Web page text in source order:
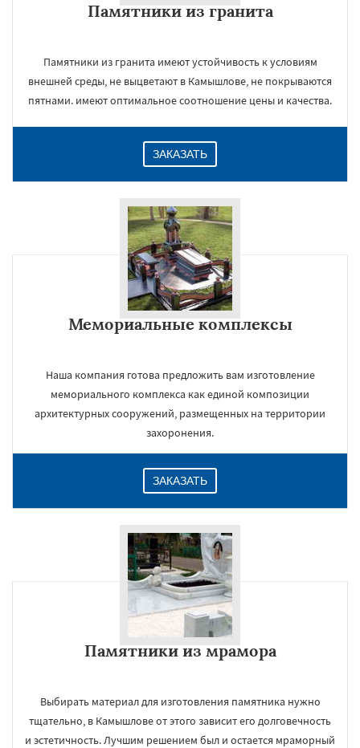
Памятники из гранита
Памятники из гранита имеют устойчивость к условиям
внешней среды, не выцветают в Камышлове, не покрываются
пятнами. имеют оптимальное соотношение цены и качества.
ЗАКАЗАТЬ
Мемориальные комплексы
Наша компания готова предложить вам изготовление
мемориального комплекса как единой композиции
архитектурных сооружений, размещенных на территории
захоронения.
ЗАКАЗАТЬ
Памятники из мрамора
Выбирать материал для изготовления памятника нужно
тщательно, в Камышлове от этого зависит его долговечность
и эстетичность. Лучшим решением был и остается мраморный